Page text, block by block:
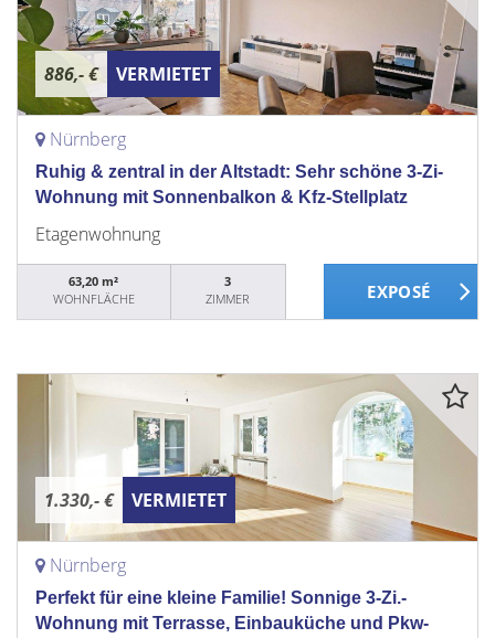
886,- € VERMIETET
Nürnberg
Ruhig & zentral in der Altstadt: Sehr schöne 3-Zi-
Wohnung mit Sonnenbalkon & Kfz-Stellplatz
Etagenwohnung
63,20 m²
WOHNFLÄCHE
3
ZIMMER
1.330,- € VERMIETET
Nürnberg
Perfekt für eine kleine Familie! Sonnige 3-Zi.-
Wohnung mit Terrasse, Einbauküche und Pkw-